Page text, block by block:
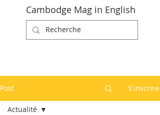
Cambodge Mag in English
Post S'inscrire
Actualité